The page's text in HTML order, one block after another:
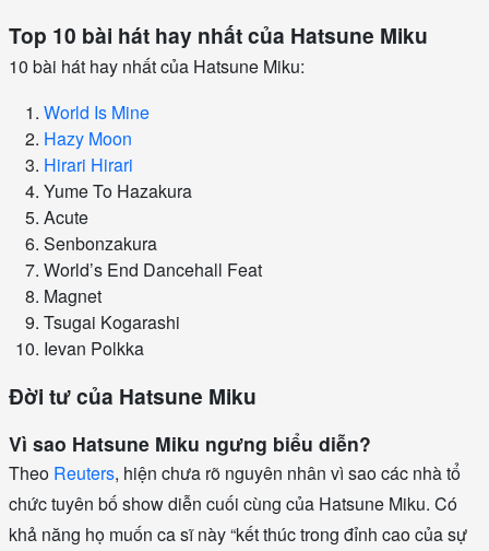
Top 10 bài hát hay nhất của Hatsune Miku
10 bài hát hay nhất của Hatsune Miku:
World Is Mine
Hazy Moon
Hirari Hirari
Yume To Hazakura
Acute
Senbonzakura
World’s End Dancehall Feat
Magnet
Tsugai Kogarashi
Ievan Polkka
Đời tư của Hatsune Miku
Vì sao Hatsune Miku ngưng biểu diễn?
Theo Reuters, hiện chưa rõ nguyên nhân vì sao các nhà tổ
chức tuyên bố show diễn cuối cùng của Hatsune Miku. Có
khả năng họ muốn ca sĩ này “kết thúc trong đỉnh cao của sự